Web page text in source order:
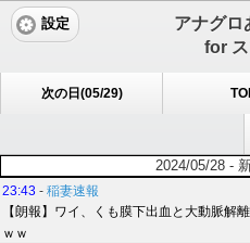
アナグロ
for
設定
次の日(05/29)
2024/05/28 -
23:43 - 稲妻速報
【朗報】ワイ、くも膜下出血と大動脈解
ｗｗ